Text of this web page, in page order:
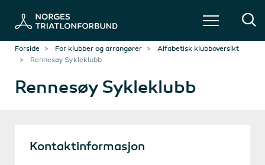
Forside For klubber og arrangører
Alfabetisk klubboversikt
Rennesøy Sykleklubb
Rennesøy Sykleklubb
Kontaktinformasjon